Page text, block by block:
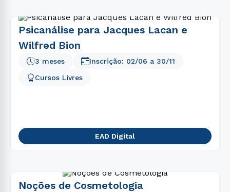
Psicanálise para Jacques Lacan e
Wilfred Bion
3 meses
Cursos Livres
Inscrição: 02/06 a 30/11
EAD Digital
Noções de Cosmetologia